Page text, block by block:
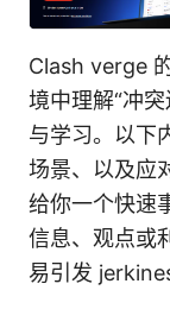
Clash verge
境中理解“冲
与学习。以下
场景、以及应
给你一个快速
信息、观点或
易引发